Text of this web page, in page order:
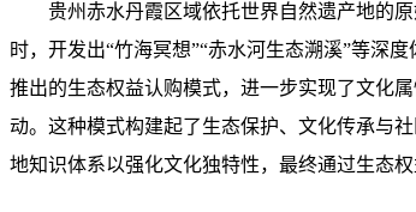
贵州赤水丹霞区域依托世界自然遗产地的
时，开发出“竹海冥想”“赤水河生态溯溪”等深
推出的生态权益认购模式，进一步实现了文化
动。这种模式构建起了生态保护、文化传承与
地知识体系以强化文化独特性，最终通过生态